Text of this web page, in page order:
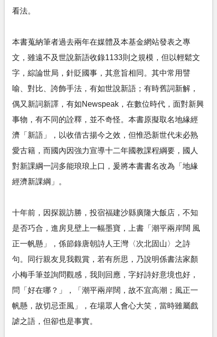
看法。
本書蒐納筆者過去兩年在媒體及本基金網站發表之專
文，雖遠不及世說新語收錄1133則之規模，但以輕鬆文
字，綜論世局，針貶國事，其意旨相同。其中常用譬
喻、對比、誇飾手法，有如世說新語；有時舊詞新解，
偶又新詞新譯，有如Newspeak，在數位時代，面對新興
事物，有不同的詮釋，並不奇怪。本書原擬取名地緣經
濟「新語」，以收借古揚今之效，但惟恐新世代未必熟
愛古籍，而國內因強力宣導十二年國教課程綱要，國人
對新課綱一詞多能琅琅上口，爰將本書書名改為「地緣
經濟新課綱」。
十年前，因探親訪勝，投宿福建沙縣廣隆大飯店，不知
是否巧合，進房見壁上一幅墨寶，上書「潮平兩岸闊 風
正一帆懸」，係節錄唐朝詩人王灣〈次北固山〉之詩
句。同行親友見我觀賞，若有所思，乃說明係書法家顏
小梅手筆並詢問觀感，我則回應，字好詩好意境也好，
問「好在哪？」，「潮平兩岸闊，故不宜高潮；風正一
帆懸，故切忌歪風」，在場眾人會心大笑，當時雖屬戲
謔之語，但卻也是事實。